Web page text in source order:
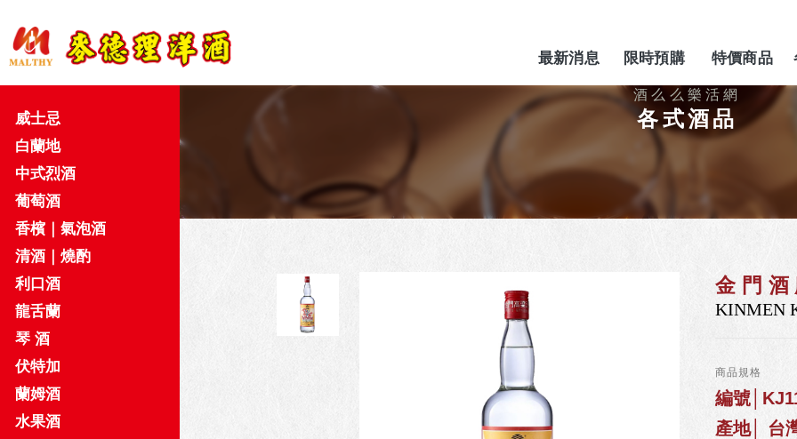
最新消息
NEWS
限時預購
PREORDER
特價商品
SPECIAL
各式酒品
金門
KINMEN
商品規格
編號
產地│ 台
威士忌
白蘭地
中式烈酒
葡萄酒
香檳｜氣泡酒
清酒｜燒酌
利口酒
龍舌蘭
琴 酒
伏特加
蘭姆酒
水果酒